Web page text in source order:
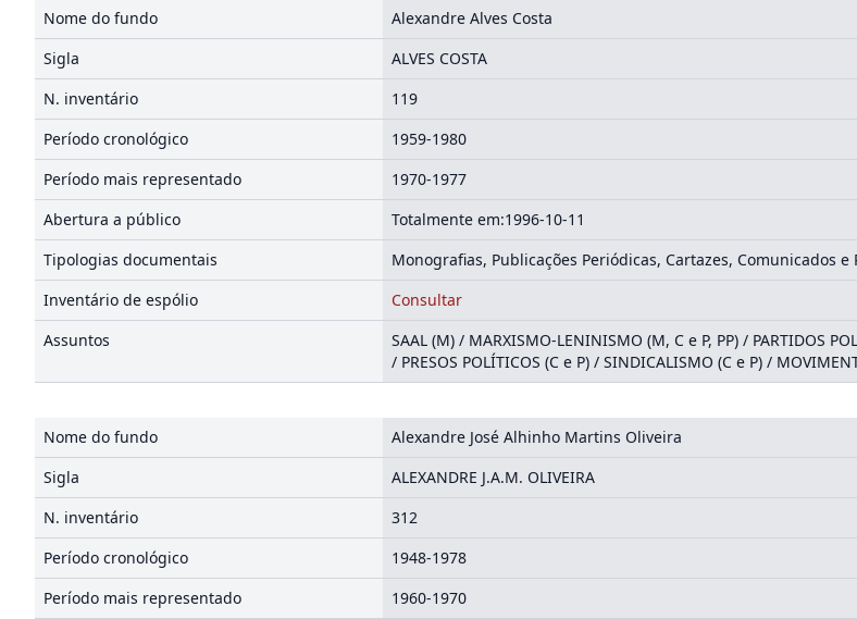
Nome do fundo
Alexandre Alves Costa
Sigla
ALVES COSTA
N. inventário
119
Período cronológico
1959-1980
Período mais representado
1970-1977
Abertura a público
Totalmente em:1996-10-11
Tipologias documentais
Monografias, Publicações Periódicas, Cartazes, Comunicados e
Inventário de espólio
Consultar
Assuntos
SAAL (M) / MARXISMO-LENINISMO (M, C e P, PP) / PARTIDOS
/ PRESOS POLÍTICOS (C e P) / SINDICALISMO (C e P) /
Nome do fundo
Alexandre José Alhinho Martins Oliveira
Sigla
ALEXANDRE J.A.M. OLIVEIRA
N. inventário
312
Período cronológico
1948-1978
Período mais representado
1960-1970